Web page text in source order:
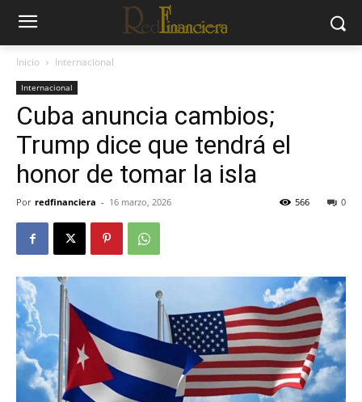
Inicio Internacional
Internacional
Cuba anuncia cambios;
Trump dice que tendrá el
honor de tomar la isla
Por redfinanciera - 16 marzo, 2026 0
566